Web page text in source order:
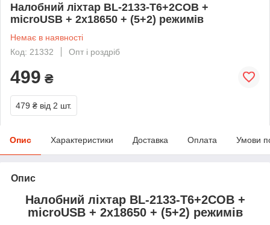
Налобний ліхтар BL-2133-T6+2COB +
microUSB + 2х18650 + (5+2) режимів
Немає в наявності
Код: 21332
Опт і роздріб
499 ₴
479 ₴ від 2 шт.
Опис Характеристики Доставка Оплата Умови
Опис
Налобний ліхтар BL-2133-T6+2COB +
microUSB + 2x18650 + (5+2) режимів